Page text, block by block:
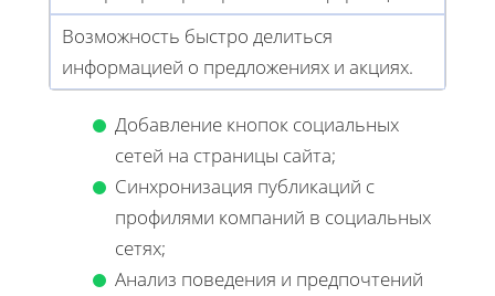
Возможность быстро делиться
информацией о предложениях и акциях.
Добавление кнопок социальных
сетей на страницы сайта;
Синхронизация публикаций с
профилями компаний в социальных
сетях;
Анализ поведения и предпочтений